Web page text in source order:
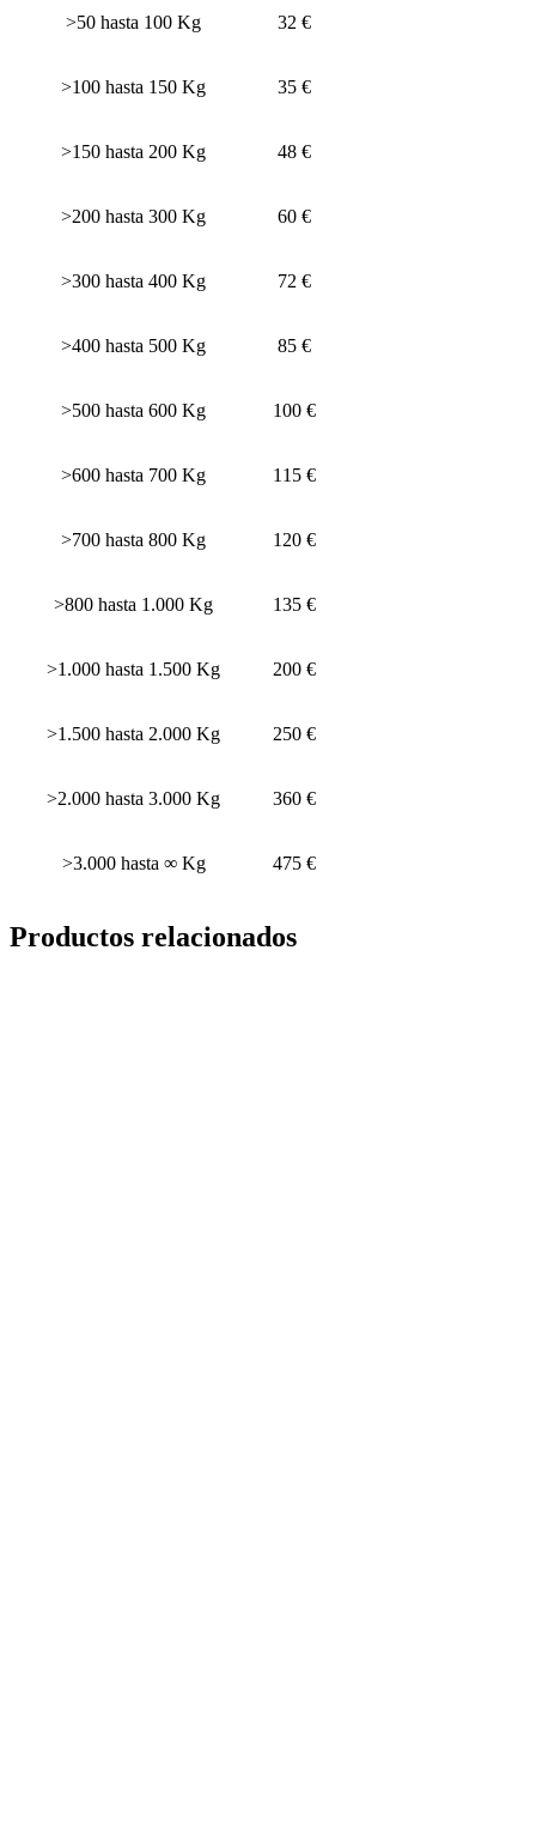
>50 hasta 100 Kg 32 €
>100 hasta 150 Kg 35 €
>150 hasta 200 Kg 48 €
>200 hasta 300 Kg 60 €
>300 hasta 400 Kg 72 €
>400 hasta 500 Kg 85 €
>500 hasta 600 Kg 100 €
>600 hasta 700 Kg 115 €
>700 hasta 800 Kg 120 €
>800 hasta 1.000 Kg 135 €
>1.000 hasta 1.500 Kg 200 €
>1.500 hasta 2.000 Kg 250 €
>2.000 hasta 3.000 Kg 360 €
>3.000 hasta ∞ Kg 475 €
Productos relacionados